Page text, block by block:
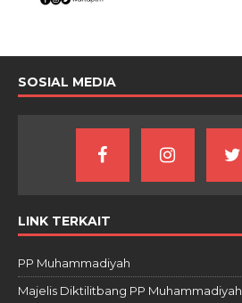
SOSIAL MEDIA
LINK TERKAIT
PP Muhammadiyah
Majelis Diktilitbang PP Muhammadiyah